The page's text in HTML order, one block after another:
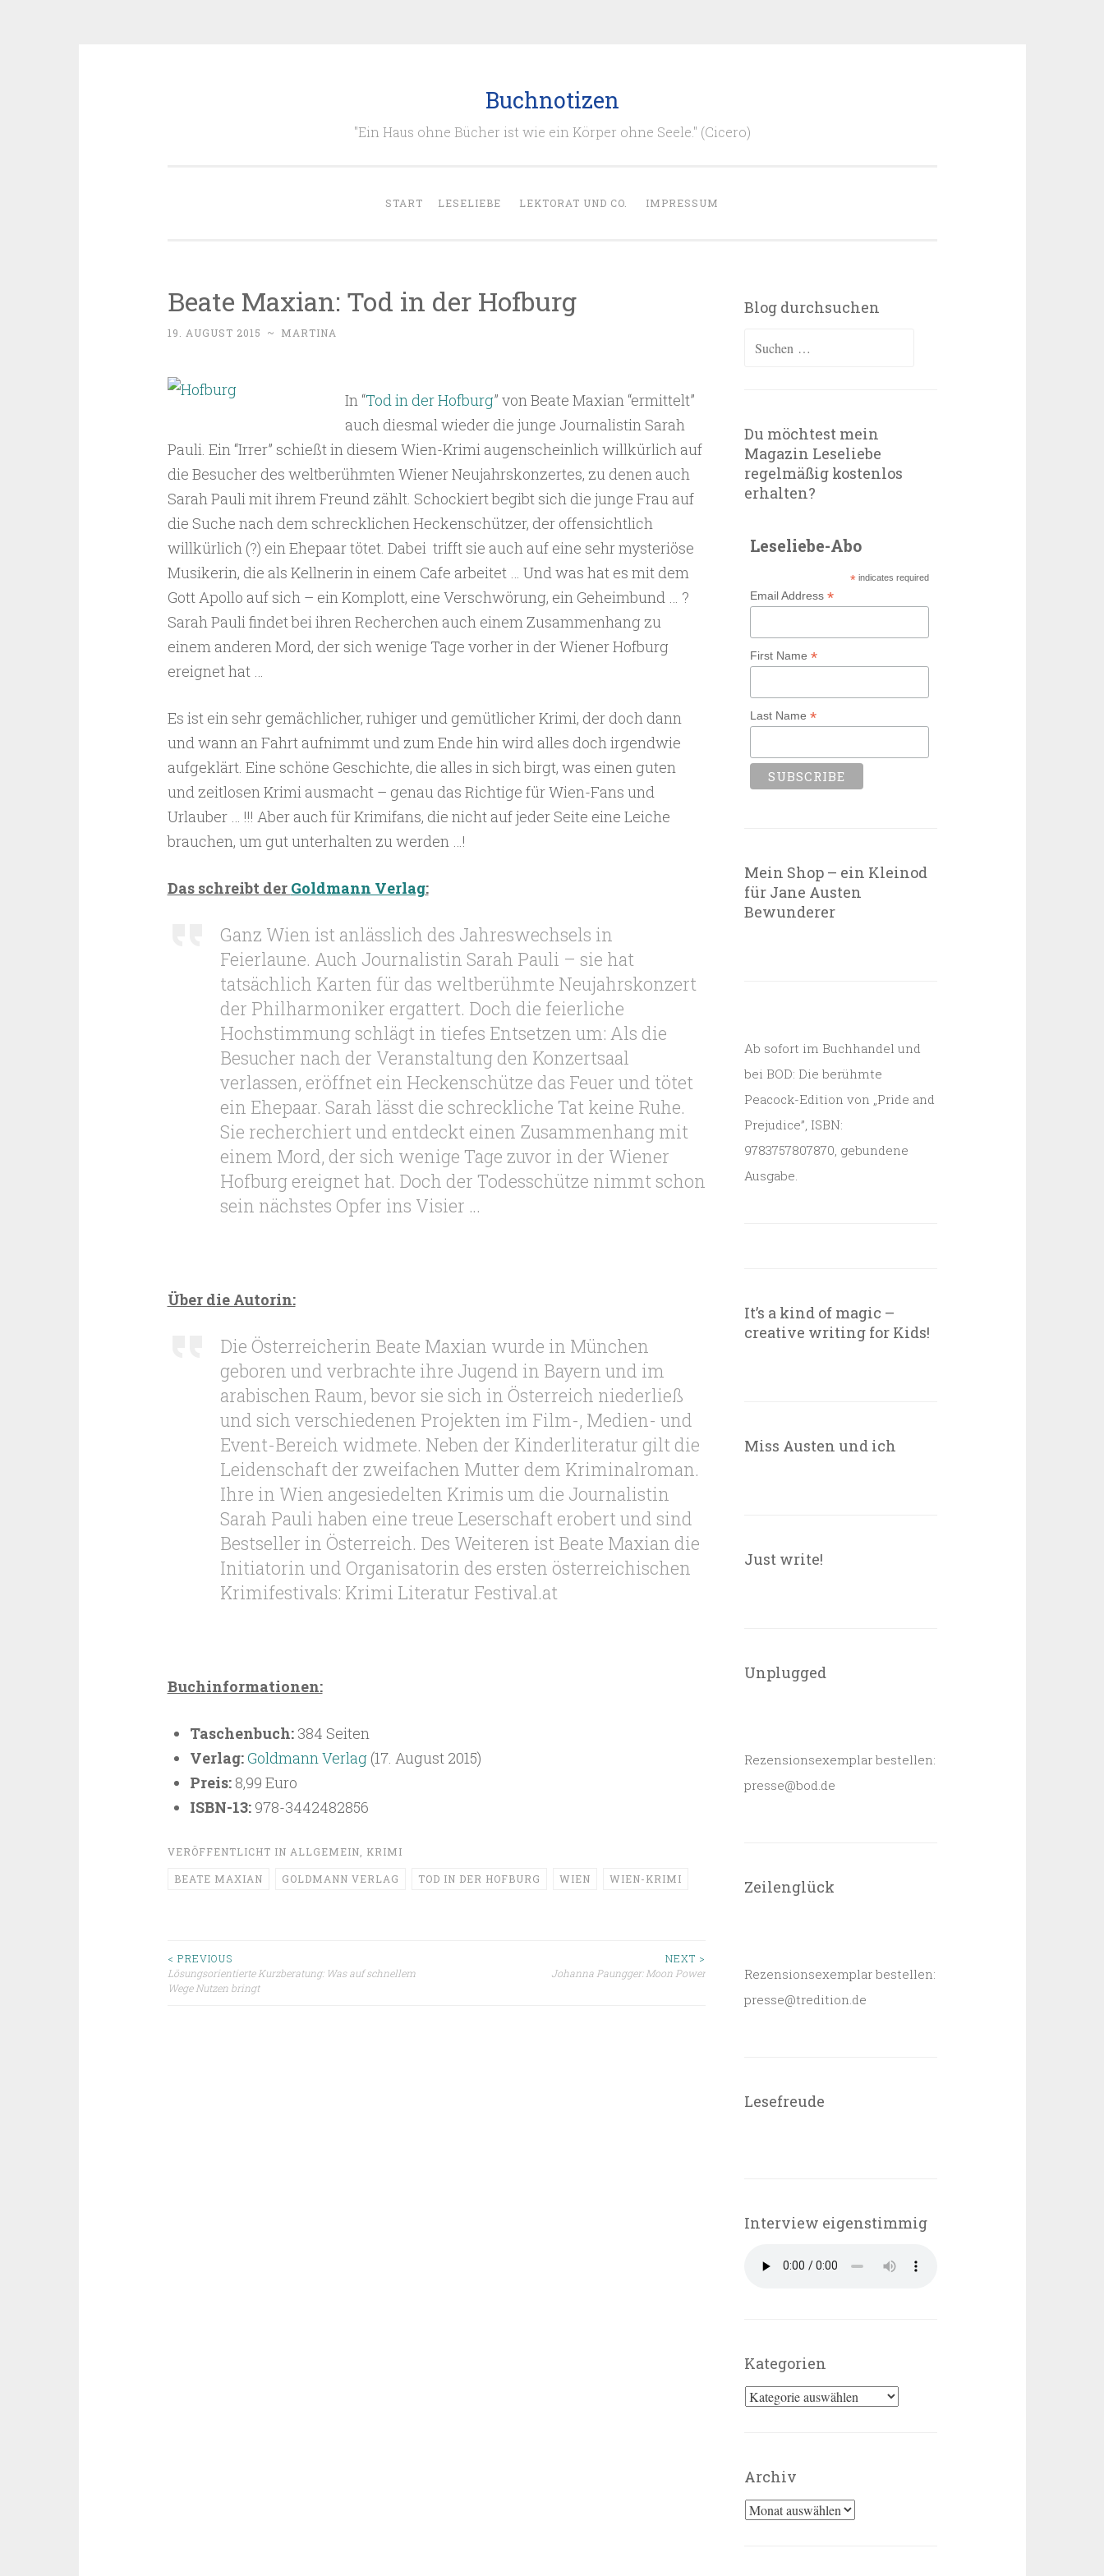
Buchnotizen
"Ein Haus ohne Bücher ist wie ein Körper ohne Seele." (Cicero)
START LESELIEBE LEKTORAT UND CO. IMPRESSUM
Beate Maxian: Tod in der Hofburg
19. AUGUST 2015 ~ MARTINA
In “Tod in der Hofburg” von Beate Maxian “ermittelt”
auch diesmal wieder die junge Journalistin Sarah
Pauli. Ein “Irrer” schießt in diesem Wien-Krimi augenscheinlich willkürlich auf
die Besucher des weltberühmten Wiener Neujahrskonzertes, zu denen auch
Sarah Pauli mit ihrem Freund zählt. Schockiert begibt sich die junge Frau auf
die Suche nach dem schrecklichen Heckenschützer, der offensichtlich
willkürlich (?) ein Ehepaar tötet. Dabei trifft sie auch auf eine sehr mysteriöse
Musikerin, die als Kellnerin in einem Cafe arbeitet … Und was hat es mit dem
Gott Apollo auf sich – ein Komplott, eine Verschwörung, ein Geheimbund … ?
Sarah Pauli findet bei ihren Recherchen auch einem Zusammenhang zu
einem anderen Mord, der sich wenige Tage vorher in der Wiener Hofburg
ereignet hat …
Es ist ein sehr gemächlicher, ruhiger und gemütlicher Krimi, der doch dann
und wann an Fahrt aufnimmt und zum Ende hin wird alles doch irgendwie
aufgeklärt. Eine schöne Geschichte, die alles in sich birgt, was einen guten
und zeitlosen Krimi ausmacht – genau das Richtige für Wien-Fans und
Urlauber … !!! Aber auch für Krimifans, die nicht auf jeder Seite eine Leiche
brauchen, um gut unterhalten zu werden …!
Das schreibt der Goldmann Verlag:
Ganz Wien ist anlässlich des Jahreswechsels in
Feierlaune. Auch Journalistin Sarah Pauli – sie hat
tatsächlich Karten für das weltberühmte Neujahrskonzert
der Philharmoniker ergattert. Doch die feierliche
Hochstimmung schlägt in tiefes Entsetzen um: Als die
Besucher nach der Veranstaltung den Konzertsaal
verlassen, eröffnet ein Heckenschütze das Feuer und tötet
ein Ehepaar. Sarah lässt die schreckliche Tat keine Ruhe.
Sie recherchiert und entdeckt einen Zusammenhang mit
einem Mord, der sich wenige Tage zuvor in der Wiener
Hofburg ereignet hat. Doch der Todesschütze nimmt schon
sein nächstes Opfer ins Visier …
Über die Autorin:
Die Österreicherin Beate Maxian wurde in München
geboren und verbrachte ihre Jugend in Bayern und im
arabischen Raum, bevor sie sich in Österreich niederließ
und sich verschiedenen Projekten im Film-, Medien- und
Event-Bereich widmete. Neben der Kinderliteratur gilt die
Leidenschaft der zweifachen Mutter dem Kriminalroman.
Ihre in Wien angesiedelten Krimis um die Journalistin
Sarah Pauli haben eine treue Leserschaft erobert und sind
Bestseller in Österreich. Des Weiteren ist Beate Maxian die
Initiatorin und Organisatorin des ersten österreichischen
Krimifestivals: Krimi Literatur Festival.at
Buchinformationen:
Taschenbuch:384 Seiten
Verlag:Goldmann Verlag(17. August 2015)
Preis:8,99 Euro
ISBN-13:978-3442482856
VERÖFFENTLICHT IN ALLGEMEIN KRIMI
BEATE MAXIAN GOLDMANN VERLAG TOD IN DER HOFBURG WIEN WIEN-KRIMI
Beitragsnavigation
< PREVIOUS
Lösungsorientierte Kurzberatung: Was auf schnellem
Wege Nutzen bringt
NEXT >
Johanna Paungger: Moon Power
Blog durchsuchen
Suchen
Du möchtest mein
Magazin Leseliebe
regelmäßig kostenlos
erhalten?
Leseliebe-Abo
* indicates required
Email Address*
First Name*
Last Name*
Mein Shop – ein Kleinod
für Jane Austen
Bewunderer
Ab sofort im Buchhandel und
bei BOD: Die berühmte
Peacock-Edition von „Pride and
Prejudice”, ISBN:
9783757807870, gebundene
Ausgabe.
It’s a kind of magic –
creative writing for Kids!
Miss Austen und ich
Just write!
Unplugged
Rezensionsexemplar bestellen:
presse@bod.de
Zeilenglück
Rezensionsexemplar bestellen:
presse@tredition.de
Lesefreude
Interview eigenstimmig
Kategorien
Kategorien
Archiv
Archiv